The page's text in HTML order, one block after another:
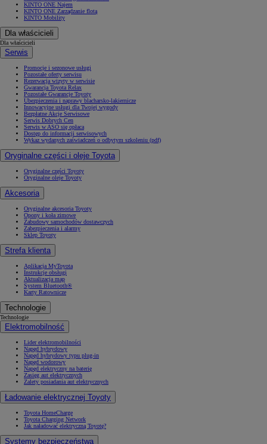
KINTO ONE Najem
KINTO ONE Zarządzanie flotą
KINTO Mobility
Dla właścicieli
Dla właścicieli
Serwis
Promocje i sezonowe usługi
Pozostałe oferty serwisu
Rezerwacja wizyty w serwisie
Gwarancja Toyota Relax
Pozostałe Gwarancje Toyoty
Ubezpieczenia i naprawy blacharsko-lakiernicze
Innowacyjne usługi dla Twojej wygody
Bezpłatne Akcje Serwisowe
Serwis Dobrych Cen
Serwis w ASO się opłaca
Dostęp do informacji serwisowych
Wykaz wydanych zaświadczeń o odbytym szkoleniu (pdf)
Oryginalne części i oleje Toyota
Oryginalne części Toyoty
Oryginalne oleje Toyoty
Akcesoria
Oryginalne akcesoria Toyoty
Opony i koła zimowe
Zabudowy samochodów dostawczych
Zabezpieczenia i alarmy
Sklep Toyoty
Strefa klienta
Aplikacja MyToyota
Instrukcje obsługi
Aktualizacja map
System Bluetooth®
Karty Ratownicze
Technologie
Technologie
Elektromobilność
Lider elektromobilności
Napęd hybrydowy
Napęd hybrydowy typu plug-in
Napęd wodorowy
Napęd elektryczny na baterię
Zasięg aut elektrycznych
Zalety posiadania aut elektrycznych
Ładowanie elektrycznej Toyoty
Toyota HomeCharge
Toyota Charging Network
Jak naładować elektryczną Toyotę?
Systemy bezpieczeństwa